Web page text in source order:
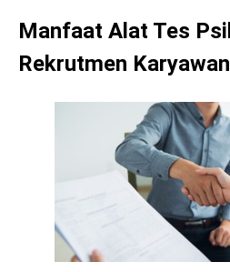
Manfaat Alat Tes
Rekrutmen Karyawan